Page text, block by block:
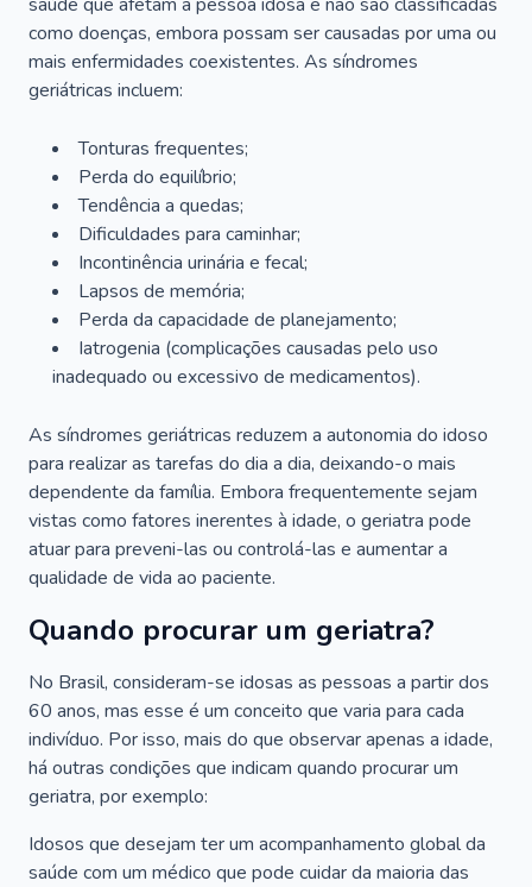
como doenças, embora possam ser causadas por uma ou
mais enfermidades coexistentes. As síndromes
geriátricas incluem:
Tonturas frequentes;
Perda do equilíbrio;
Tendência a quedas;
Dificuldades para caminhar;
Incontinência urinária e fecal;
Lapsos de memória;
Perda da capacidade de planejamento;
Iatrogenia (complicações causadas pelo uso
inadequado ou excessivo de medicamentos).
As síndromes geriátricas reduzem a autonomia do idoso
para realizar as tarefas do dia a dia, deixando-o mais
dependente da família. Embora frequentemente sejam
vistas como fatores inerentes à idade, o geriatra pode
atuar para preveni-las ou controlá-las e aumentar a
qualidade de vida ao paciente.
Quando procurar um geriatra?
No Brasil, consideram-se idosas as pessoas a partir dos
60 anos, mas esse é um conceito que varia para cada
indivíduo. Por isso, mais do que observar apenas a idade,
há outras condições que indicam quando procurar um
geriatra, por exemplo:
Idosos que desejam ter um acompanhamento global da
saúde com um médico que pode cuidar da maioria das